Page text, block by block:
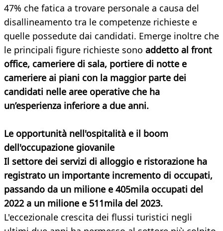
47% che fatica a trovare personale a causa del
disallineamento tra le competenze richieste e
quelle possedute dai candidati. Emerge inoltre che
le principali figure richieste sono addetto al front
office, cameriere di sala, portiere di notte e
cameriere ai piani con la maggior parte dei
candidati nelle aree operative che ha
un’esperienza inferiore a due anni.
Le opportunità nell'ospitalità e il boom
dell'occupazione giovanile
Il settore dei servizi di alloggio e ristorazione ha
registrato un importante incremento di occupati,
passando da un milione e 405mila occupati del
2022 a un milione e 511mila del 2023.
L'eccezionale crescita dei flussi turistici negli